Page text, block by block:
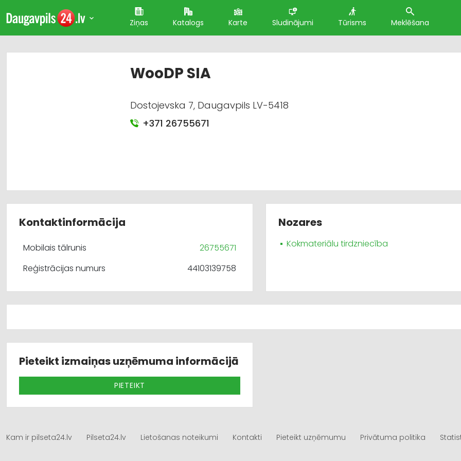
Ziņas Katalogs Karte Sludinājumi Tūrisms Meklēšana
WooDP SIA
Dostojevska 7, Daugavpils LV-5418
+371 26755671
Kontaktinformācija
Mobilais tālrunis
26755671
Reģistrācijas numurs
44103139758
Nozares
Kokmateriālu tirdzniecība
Pieteikt izmaiņas uzņēmuma informācijā
PIETEIKT
Kam ir pilseta24.lv Pilseta24.lv Lietošanas noteikumi Kontakti Pieteikt uzņēmumu Privātuma politika